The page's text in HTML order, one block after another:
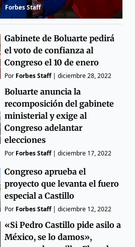
Forbes Staff
Gabinete de Boluarte pedirá
el voto de confianza al
Congreso el 10 de enero
Por Forbes Staff|diciembre 28, 2022
Boluarte anuncia la
recomposición del gabinete
ministerial y exige al
Congreso adelantar
elecciones
Por Forbes Staff|diciembre 17, 2022
Congreso aprueba el
proyecto que levanta el fuero
especial a Castillo
Por Forbes Staff|diciembre 12, 2022
«Si Pedro Castillo pide asilo a
México, se lo damos»,